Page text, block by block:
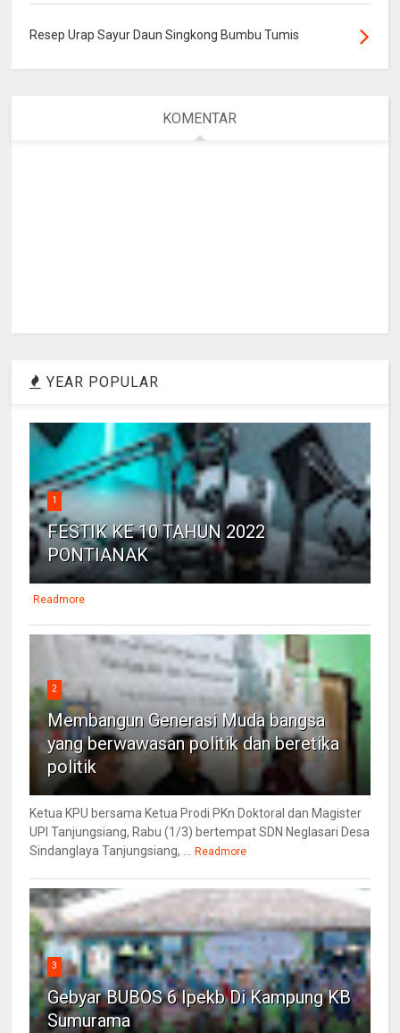
Resep Urap Sayur Daun Singkong Bumbu Tumis
KOMENTAR
YEAR POPULAR
1
FESTIK KE 10 TAHUN 2022
PONTIANAK
Readmore
2
Membangun Generasi Muda bangsa
yang berwawasan politik dan beretika
politik
Ketua KPU bersama Ketua Prodi PKn Doktoral dan Magister
UPI Tanjungsiang, Rabu (1/3) bertempat SDN Neglasari Desa
Sindanglaya Tanjungsiang, ... Readmore
3
Gebyar BUBOS 6 Ipekb Di Kampung KB
Sumurama